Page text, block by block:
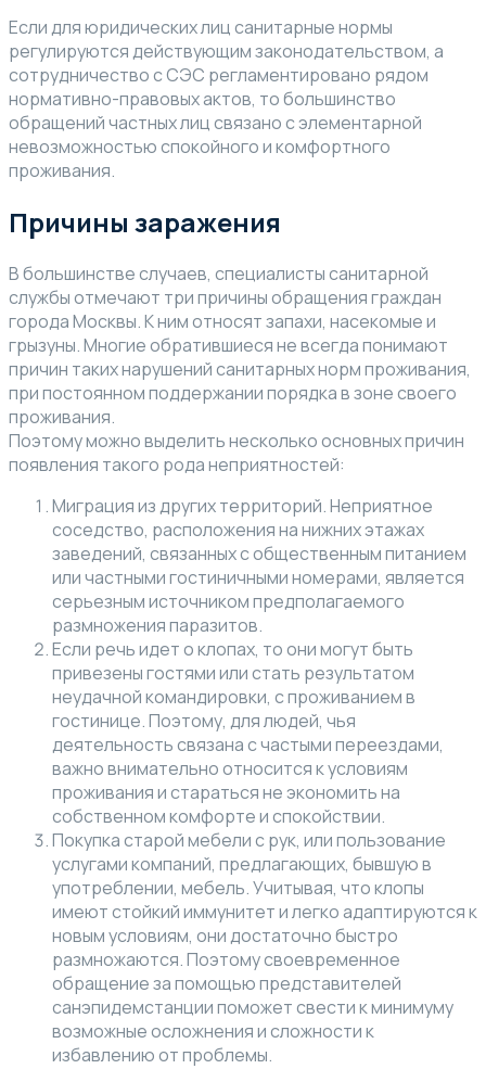
Если для юридических лиц санитарные нормы
регулируются действующим законодательством, а
сотрудничество с СЭС регламентировано рядом
нормативно-правовых актов, то большинство
обращений частных лиц связано с элементарной
невозможностью спокойного и комфортного
проживания.
Причины заражения
В большинстве случаев, специалисты санитарной
службы отмечают три причины обращения граждан
города Москвы. К ним относят запахи, насекомые и
грызуны. Многие обратившиеся не всегда понимают
причин таких нарушений санитарных норм проживания,
при постоянном поддержании порядка в зоне своего
проживания.
Поэтому можно выделить несколько основных причин
появления такого рода неприятностей:
Миграция из других территорий. Неприятное
соседство, расположения на нижних этажах
заведений, связанных с общественным питанием
или частными гостиничными номерами, является
серьезным источником предполагаемого
размножения паразитов.
Если речь идет о клопах, то они могут быть
привезены гостями или стать результатом
неудачной командировки, с проживанием в
гостинице. Поэтому, для людей, чья
деятельность связана с частыми переездами,
важно внимательно относится к условиям
проживания и стараться не экономить на
собственном комфорте и спокойствии.
Покупка старой мебели с рук, или пользование
услугами компаний, предлагающих, бывшую в
употреблении, мебель. Учитывая, что клопы
имеют стойкий иммунитет и легко адаптируются к
новым условиям, они достаточно быстро
размножаются. Поэтому своевременное
обращение за помощью представителей
санэпидемстанции поможет свести к минимуму
возможные осложнения и сложности к
избавлению от проблемы.